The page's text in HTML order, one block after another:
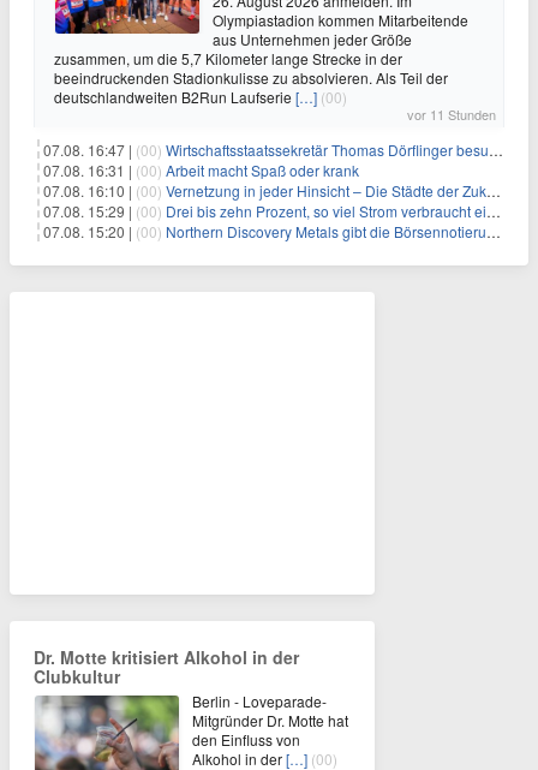
Olympiastadion kommen Mitarbeitende
aus Unternehmen jeder Größe
zusammen, um die 5,7 Kilometer lange Strecke in der
beeindruckenden Stadionkulisse zu absolvieren. Als Teil der
deutschlandweiten B2Run Laufserie […] (00)
vor 11 Stunden
07.08. 16:47 | (00) Wirtschaftsstaatssekretär Thomas Dörflinger besucht Handwerksbetrieb im Kammerbezirk Freiburg
07.08. 16:31 | (00) Arbeit macht Spaß oder krank
07.08. 16:10 | (00) Vernetzung in jeder Hinsicht – Die Städte der Zukunft sind grün-blau
07.08. 15:29 | (00) Drei bis zehn Prozent, so viel Strom verbraucht ein Aufzug im Gebäude
07.08. 15:20 | (00) Northern Discovery Metals gibt die Börsennotierung an der Frankfurter Wertpapierbörse bekannt
Dr. Motte kritisiert Alkohol in der
Clubkultur
Berlin - Loveparade-
Mitgründer Dr. Motte hat
den Einfluss von
Alkohol in der[…] (00)